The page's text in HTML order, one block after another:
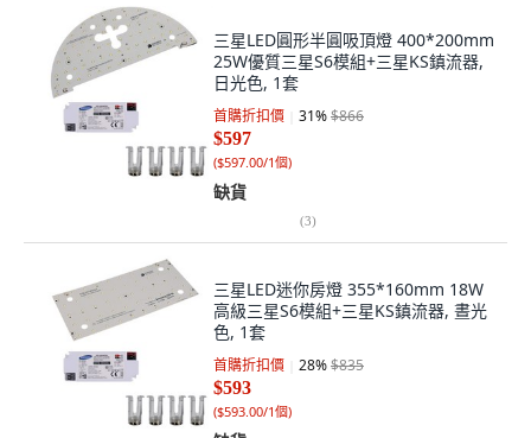
三星LED圓形半圓吸頂燈 400*200mm
25W優質三星S6模組+三星KS鎮流器,
日光色, 1套
首購折扣價 31%$866
$597
($597.00/1個)
缺貨
(3)
三星LED迷你房燈 355*160mm 18W
高級三星S6模組+三星KS鎮流器, 晝光
色, 1套
首購折扣價 28%$835
$593
($593.00/1個)